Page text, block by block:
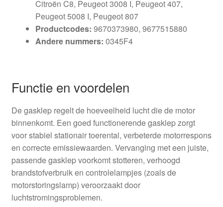
Citroën C8, Peugeot 3008 I, Peugeot 407,
Peugeot 5008 I, Peugeot 807
Productcodes: 9670373980, 9677515880
Andere nummers: 0345F4
Functie en voordelen
De gasklep regelt de hoeveelheid lucht die de motor
binnenkomt. Een goed functionerende gasklep zorgt
voor stabiel stationair toerental, verbeterde motorrespons
en correcte emissiewaarden. Vervanging met een juiste,
passende gasklep voorkomt stotteren, verhoogd
brandstofverbruik en controlelampjes (zoals de
motorstoringslamp) veroorzaakt door
luchtstromingsproblemen.